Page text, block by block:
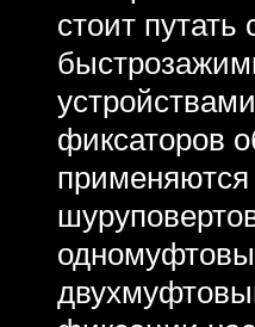
стоит путать
фиксаторов
применяются